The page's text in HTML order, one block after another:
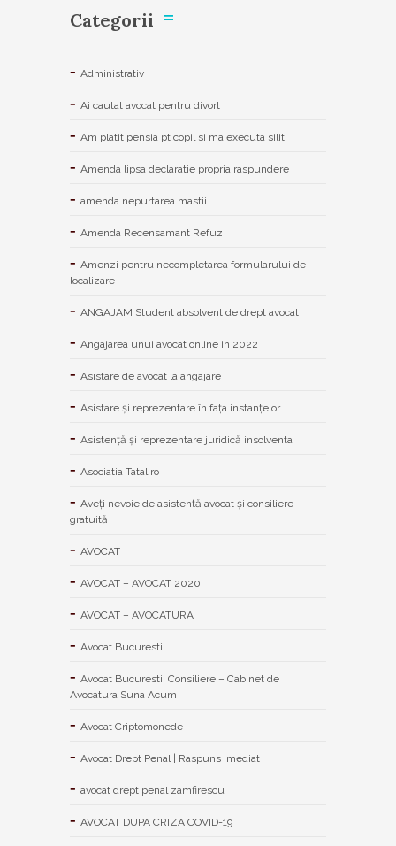
Categorii
Administrativ
Ai cautat avocat pentru divort
Am platit pensia pt copil si ma executa silit
Amenda lipsa declaratie propria raspundere
amenda nepurtarea mastii
Amenda Recensamant Refuz
Amenzi pentru necompletarea formularului de
localizare
ANGAJAM Student absolvent de drept avocat
Angajarea unui avocat online in 2022
Asistare de avocat la angajare
Asistare și reprezentare în fața instanțelor
Asistență și reprezentare juridică insolventa
Asociatia Tatal.ro
Aveţi nevoie de asistenţă avocat şi consiliere
gratuită
AVOCAT
AVOCAT – AVOCAT 2020
AVOCAT – AVOCATURA
Avocat Bucuresti
Avocat Bucuresti. Consiliere – Cabinet de
Avocatura Suna Acum
Avocat Criptomonede
Avocat Drept Penal | Raspuns Imediat
avocat drept penal zamfirescu
AVOCAT DUPA CRIZA COVID-19